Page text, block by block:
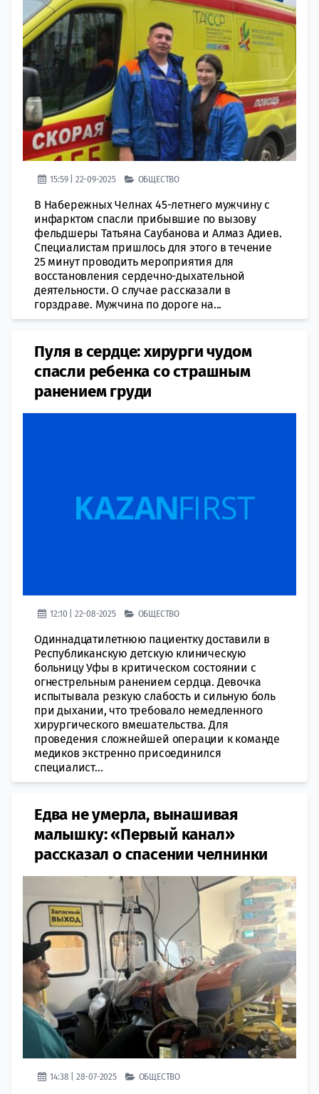
15:59 | 22-09-2025 ОБЩЕСТВО
В Набережных Челнах 45-летнего мужчину с
инфарктом спасли прибывшие по вызову
фельдшеры Татьяна Саубанова и Алмаз Адиев.
Специалистам пришлось для этого в течение
25 минут проводить мероприятия для
восстановления сердечно-дыхательной
деятельности. О случае рассказали в
горздраве. Мужчина по дороге на...
Пуля в сердце: хирурги чудом
спасли ребенка со страшным
ранением груди
12:10 | 22-08-2025 ОБЩЕСТВО
Одиннадцатилетнюю пациентку доставили в
Республиканскую детскую клиническую
больницу Уфы в критическом состоянии с
огнестрельным ранением сердца. Девочка
испытывала резкую слабость и сильную боль
при дыхании, что требовало немедленного
хирургического вмешательства. Для
проведения сложнейшей операции к команде
медиков экстренно присоединился
специалист...
Едва не умерла, вынашивая
малышку: «Первый канал»
рассказал о спасении челнинки
14:38 | 28-07-2025 ОБЩЕСТВО